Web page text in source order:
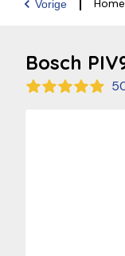
Vorige Home
Bosch